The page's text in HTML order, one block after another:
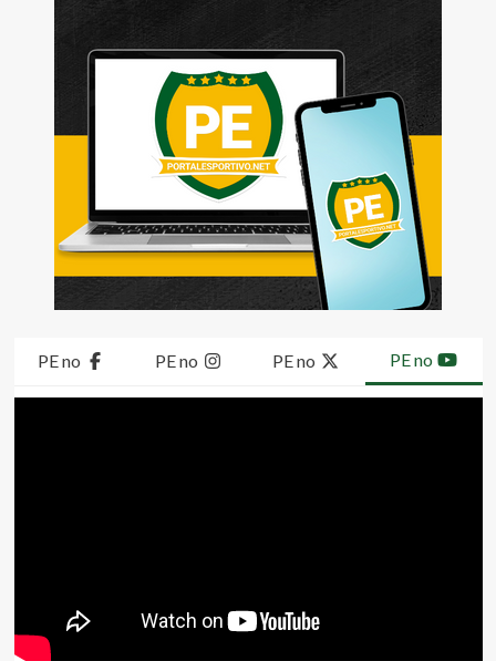
PE no PE no PE no PE no